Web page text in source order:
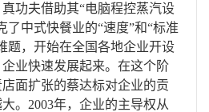
功夫借助其“电脑程控蒸汽设
了中式快餐业的“速度”和“标准
题，开始在全国各地企业开设
业快速发展起来。在这个阶
面扩张的蔡达标对企业的贡
。2003年，企业的主导权从